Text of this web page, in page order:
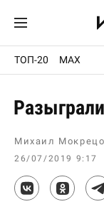
ТОП-20 MAX
Михаил
26/07/2019 9:17